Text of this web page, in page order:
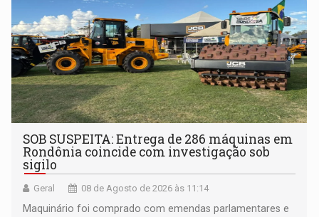
SOB SUSPEITA: Entrega de 286 máquinas em
Rondônia coincide com investigação sob
sigilo
Geral 08 de Agosto de 2026 às 11:14
Maquinário foi comprado com emendas parlamentares e